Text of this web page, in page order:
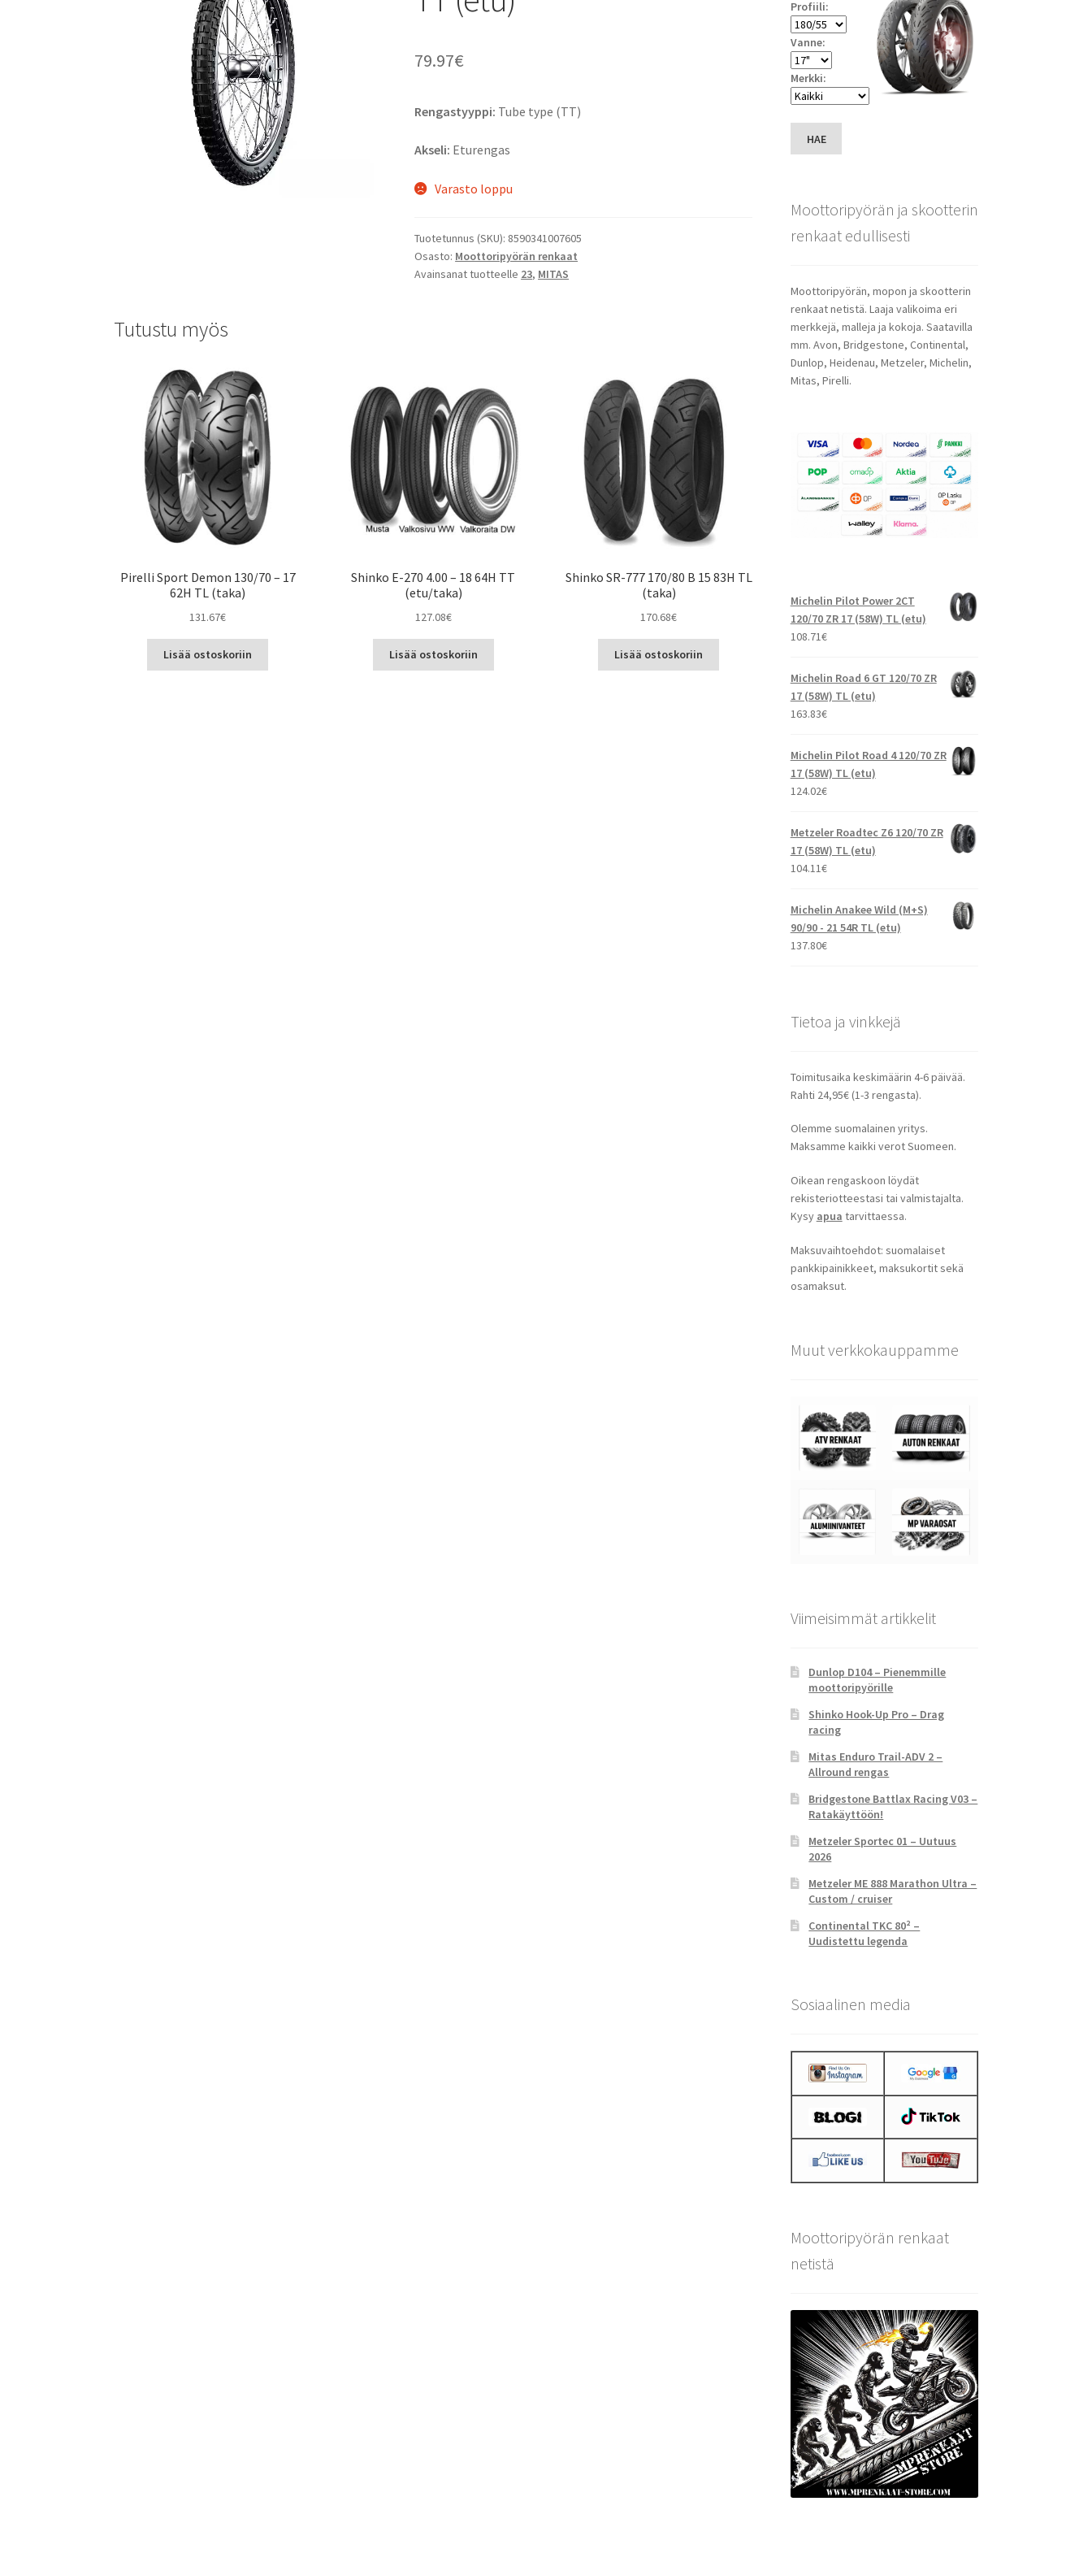
79.97€
Rengastyyppi: Tube type (TT)
Akseli: Eturengas
Varasto loppu
Tuotetunnus (SKU): 8590341007605
Osasto: Moottoripyörän renkaat
Avainsanat tuotteelle 23, MITAS
Tutustu myös
Pirelli Sport Demon 130/70 – 17
62H TL (taka)
131.67€
Lisää ostoskoriin
Shinko E-270 4.00 – 18 64H TT
(etu/taka)
127.08€
Lisää ostoskoriin
Shinko SR-777 170/80 B 15 83H TL
(taka)
170.68€
Lisää ostoskoriin
Profiili:
Vanne:
Merkki:
HAE
Moottoripyörän ja skootterin
renkaat edullisesti
Moottoripyörän, mopon ja skootterin
renkaat netistä. Laaja valikoima eri
merkkejä, malleja ja kokoja. Saatavilla
mm. Avon, Bridgestone, Continental,
Dunlop, Heidenau, Metzeler, Michelin,
Mitas, Pirelli.
Michelin Pilot Power 2CT
120/70 ZR 17 (58W) TL (etu)
108.71€
Michelin Road 6 GT 120/70 ZR
17 (58W) TL (etu)
163.83€
Michelin Pilot Road 4 120/70 ZR
17 (58W) TL (etu)
124.02€
Metzeler Roadtec Z6 120/70 ZR
17 (58W) TL (etu)
104.11€
Michelin Anakee Wild (M+S)
90/90 - 21 54R TL (etu)
137.80€
Tietoa ja vinkkejä
Toimitusaika keskimäärin 4-6 päivää.
Rahti 24,95€ (1-3 rengasta).
Olemme suomalainen yritys.
Maksamme kaikki verot Suomeen.
Oikean rengaskoon löydät
rekisteriotteestasi tai valmistajalta.
Kysy apua tarvittaessa.
Maksuvaihtoehdot: suomalaiset
pankkipainikkeet, maksukortit sekä
osamaksut.
Muut verkkokauppamme
Viimeisimmät artikkelit
Dunlop D104 – Pienemmille
moottoripyörille
Shinko Hook-Up Pro – Drag
racing
Mitas Enduro Trail-ADV 2 –
Allround rengas
Bridgestone Battlax Racing V03 –
Ratakäyttöön!
Metzeler Sportec 01 – Uutuus
2026
Metzeler ME 888 Marathon Ultra –
Custom / cruiser
Continental TKC 80² –
Uudistettu legenda
Sosiaalinen media
Moottoripyörän renkaat
netistä